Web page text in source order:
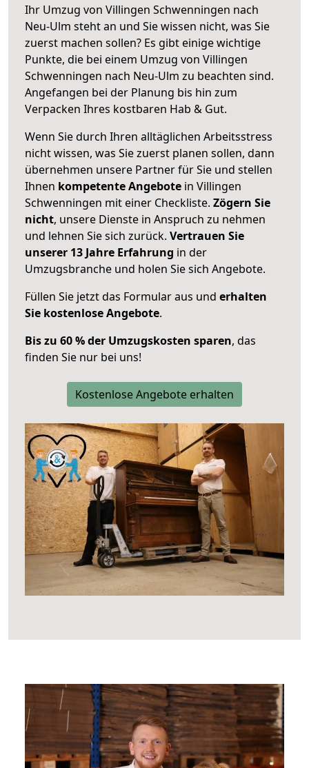
Ihr Umzug von Villingen Schwenningen nach
Neu-Ulm steht an und Sie wissen nicht, was Sie
zuerst machen sollen? Es gibt einige wichtige
Punkte, die bei einem Umzug von Villingen
Schwenningen nach Neu-Ulm zu beachten sind.
Angefangen bei der Planung bis hin zum
Verpacken Ihres kostbaren Hab & Gut.
Wenn Sie durch Ihren alltäglichen Arbeitsstress
nicht wissen, was Sie zuerst planen sollen, dann
übernehmen unsere Partner für Sie und stellen
Ihnen kompetente Angebote in Villingen
Schwenningen mit einer Checkliste. Zögern Sie
nicht, unsere Dienste in Anspruch zu nehmen
und lehnen Sie sich zurück. Vertrauen Sie
unserer 13 Jahre Erfahrung in der
Umzugsbranche und holen Sie sich Angebote.
Füllen Sie jetzt das Formular aus und erhalten
Sie kostenlose Angebote.
Bis zu 60 % der Umzugskosten sparen, das
finden Sie nur bei uns!
Kostenlose Angebote erhalten